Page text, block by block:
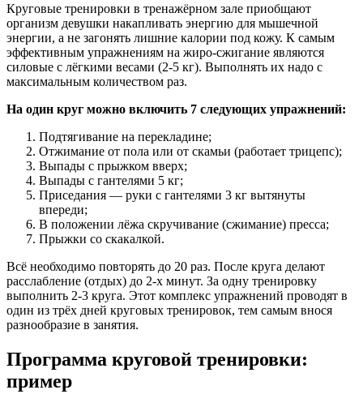
Круговые тренировки в тренажёрном зале приобщают
организм девушки накапливать энергию для мышечной
энергии, а не загонять лишние калории под кожу. К самым
эффективным упражнениям на жиро-сжигание являются
силовые с лёгкими весами (2-5 кг). Выполнять их надо с
максимальным количеством раз.
На один круг можно включить 7 следующих упражнений:
Подтягивание на перекладине;
Отжимание от пола или от скамьи (работает трицепс);
Выпады с прыжком вверх;
Выпады с гантелями 5 кг;
Приседания — руки с гантелями 3 кг вытянуты
впереди;
В положении лёжа скручивание (сжимание) пресса;
Прыжки со скакалкой.
Всё необходимо повторять до 20 раз. После круга делают
расслабление (отдых) до 2-х минут. За одну тренировку
выполнить 2-3 круга. Этот комплекс упражнений проводят в
один из трёх дней круговых тренировок, тем самым внося
разнообразие в занятия.
Программа круговой тренировки:
пример